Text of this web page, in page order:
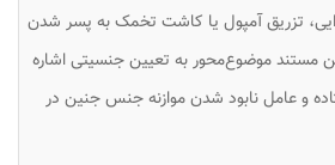
تزریق آمپول یا کاشت تخمک به پسر شدن
مستند موضوع‌محور به تعیین جنسیتی اشاره
و عامل نابود شدن موازنه جنس جنین در